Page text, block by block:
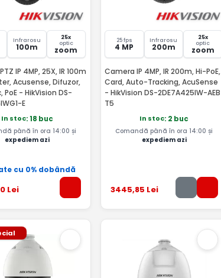
Infrarosu
100m
25x
optic
zoom
IP 4MP, 25X, IR 100m
Acusense, Difuzor,
PoE - HikVision DS-
E
In stoc: 18 buc
până în ora 14:00 și
expediem azi
cu 0% dobândă
Lei
25 fps
4 MP
Infrarosu
200m
25x
optic
zoom
Camera IP 4MP, IR 200m, Hi-PoE,
Card, Auto-Tracking, AcuSense
- HikVision DS-2DE7A425IW-AEB
T5
In stoc: 2 buc
Comandă până în ora 14:00 și
expediem azi
3445,85 Lei